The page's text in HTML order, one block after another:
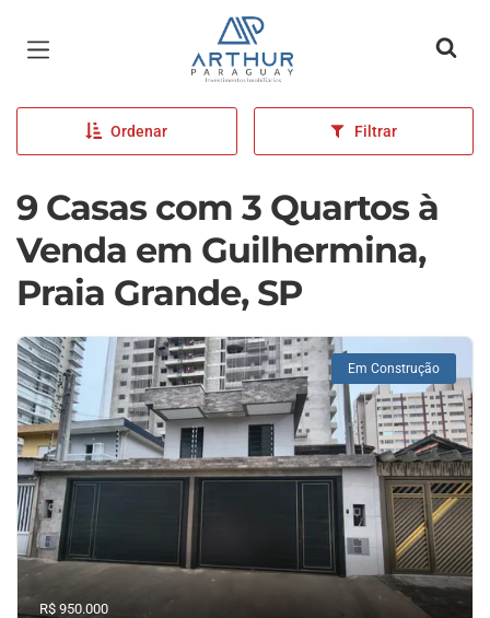
Página inicial
Ordenar Filtrar
9 Casas com 3 Quartos à
Venda em Guilhermina,
Praia Grande, SP
Em Construção
R$ 950.000